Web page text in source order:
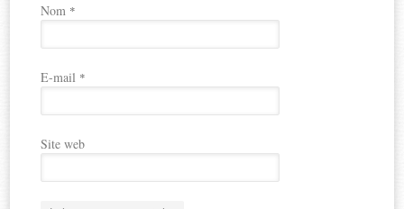
Nom *
E-mail *
Site web